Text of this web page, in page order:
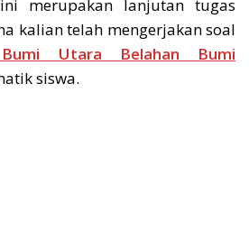
merupakan lanjutan tugas
kalian telah mengerjakan soal
Utara Belahan Bumi
siswa.